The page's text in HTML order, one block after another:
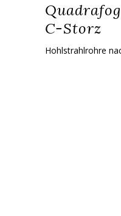
C-Storz
Hohlstrahlrohre